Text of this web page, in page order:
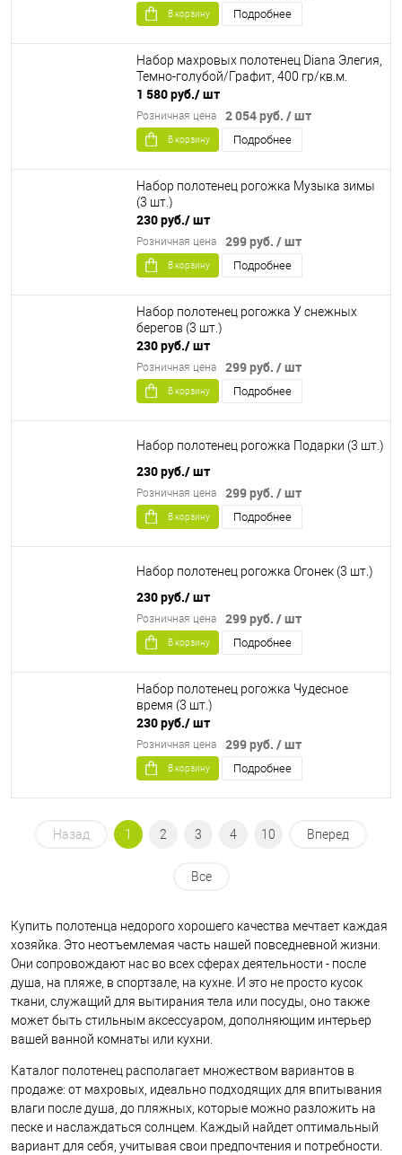
В корзину Подробнее
Набор махровых полотенец Diana Элегия,
Темно-голубой/Графит, 400 гр/кв.м.
1 580 руб./ шт
2 054 руб. / шт
Розничная цена
В корзину Подробнее
Набор полотенец рогожка Музыка зимы
(3 шт.)
230 руб./ шт
299 руб. / шт
Розничная цена
В корзину Подробнее
Набор полотенец рогожка У снежных
берегов (3 шт.)
230 руб./ шт
299 руб. / шт
Розничная цена
В корзину Подробнее
Набор полотенец рогожка Подарки (3 шт.)
230 руб./ шт
299 руб. / шт
Розничная цена
В корзину Подробнее
Набор полотенец рогожка Огонек (3 шт.)
230 руб./ шт
299 руб. / шт
Розничная цена
В корзину Подробнее
Набор полотенец рогожка Чудесное
время (3 шт.)
230 руб./ шт
299 руб. / шт
Розничная цена
В корзину Подробнее
Назад 1 2 3 4 10 Вперед
Все
Купить полотенца недорого хорошего качества мечтает каждая
хозяйка. Это неотъемлемая часть нашей повседневной жизни.
Они сопровождают нас во всех сферах деятельности - после
душа, на пляже, в спортзале, на кухне. И это не просто кусок
ткани, служащий для вытирания тела или посуды, оно также
может быть стильным аксессуаром, дополняющим интерьер
вашей ванной комнаты или кухни.
Каталог полотенец располагает множеством вариантов в
продаже: от махровых, идеально подходящих для впитывания
влаги после душа, до пляжных, которые можно разложить на
песке и наслаждаться солнцем. Каждый найдет оптимальный
вариант для себя, учитывая свои предпочтения и потребности.